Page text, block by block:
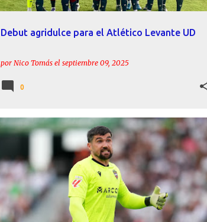
Debut agridulce para el Atlético Levante UD
por Nico Tomás el septiembre 09, 2025
0
ELCHE CF HISTORIA LANGERAK
+
MATHEW RYAN